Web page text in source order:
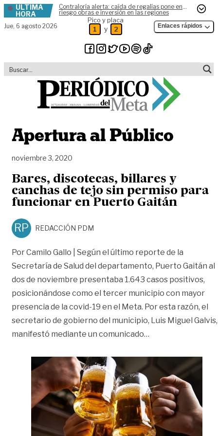
Skip to content
ÚLTIMA
HORA
Contraloría alerta: caída de regalías pone en
riesgo obras e inversión en las regiones
Jue, 6 agosto 2026
Pico y placa
1 y 2 Enlaces rápidos
Apertura al Público
noviembre 3, 2020
Bares, discotecas, billares y
canchas de tejo sin permiso para
funcionar en Puerto Gaitán
RP REDACCIÓN PDM
Por Camilo Gallo | Según el último reporte de la
Secretaría de Salud del departamento, Puerto Gaitán al
dos de noviembre presentaba 1.643 casos positivos,
posicionándose como el tercer municipio con mayor
presencia de la covid-19 en el Meta. Por esta razón, el
secretario de gobierno del municipio, Luis Miguel Galvis,
manifestó mediante un comunicado…